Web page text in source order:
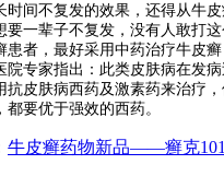
间不复发的效果，还得从牛
一辈子不复发，没有人敢打
者，最好采用中药治疗牛皮
专家指出：此类皮肤病在发
皮肤病西药及激素药来治疗
要优于强效的西药。
牛皮癣药物新品——癣克